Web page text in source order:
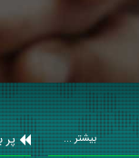
بیشتر ... پر